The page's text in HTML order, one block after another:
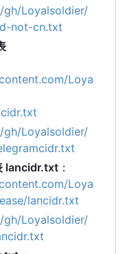
gh/Loyalsoldier/
not-cn.txt
Loya
gh/Loyalsoldier/
lancidr.txt ：
Loya
lancidr.txt
gh/Loyalsoldier/